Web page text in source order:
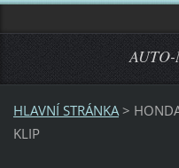
HLAVNÍ STRÁNKA >
KLIP